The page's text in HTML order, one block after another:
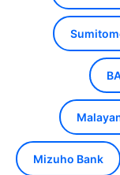
Mizuho Bank